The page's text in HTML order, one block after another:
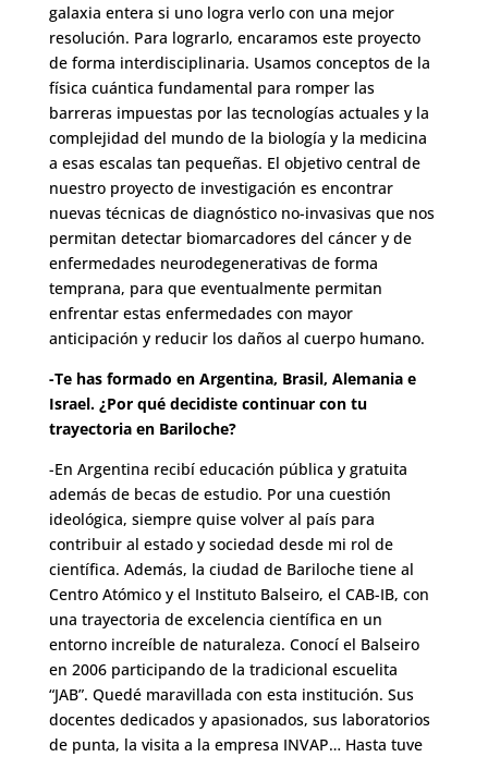
galaxia entera si uno logra verlo con una mejor
resolución. Para lograrlo, encaramos este proyecto
de forma interdisciplinaria. Usamos conceptos de la
física cuántica fundamental para romper las
barreras impuestas por las tecnologías actuales y la
complejidad del mundo de la biología y la medicina
a esas escalas tan pequeñas. El objetivo central de
nuestro proyecto de investigación es encontrar
nuevas técnicas de diagnóstico no-invasivas que nos
permitan detectar biomarcadores del cáncer y de
enfermedades neurodegenerativas de forma
temprana, para que eventualmente permitan
enfrentar estas enfermedades con mayor
anticipación y reducir los daños al cuerpo humano.
-Te has formado en Argentina, Brasil, Alemania e
Israel. ¿Por qué decidiste continuar con tu
trayectoria en Bariloche?
-En Argentina recibí educación pública y gratuita
además de becas de estudio. Por una cuestión
ideológica, siempre quise volver al país para
contribuir al estado y sociedad desde mi rol de
científica. Además, la ciudad de Bariloche tiene al
Centro Atómico y el Instituto Balseiro, el CAB-IB, con
una trayectoria de excelencia científica en un
entorno increíble de naturaleza. Conocí el Balseiro
en 2006 participando de la tradicional escuelita
“JAB”. Quedé maravillada con esta institución. Sus
docentes dedicados y apasionados, sus laboratorios
de punta, la visita a la empresa INVAP… Hasta tuve